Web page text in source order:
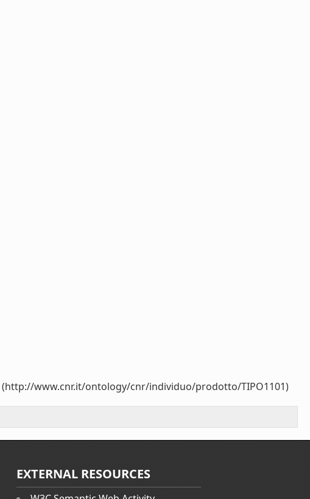
(http://www.cnr.it/ontology/cnr/individuo/prodotto/TIPO1101)
EXTERNAL RESOURCES